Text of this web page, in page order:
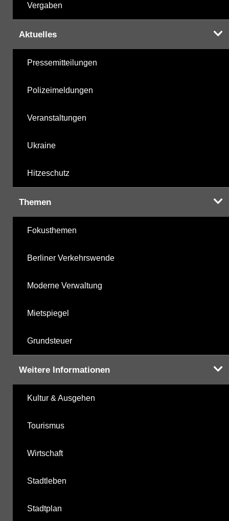
Vergaben
Aktuelles
Pressemitteilungen
Polizeimeldungen
Veranstaltungen
Ukraine
Hitzeschutz
Themen
Fokusthemen
Berliner Verkehrswende
Moderne Verwaltung
Mietspiegel
Grundsteuer
Weitere Informationen
Kultur & Ausgehen
Tourismus
Wirtschaft
Stadtleben
Stadtplan